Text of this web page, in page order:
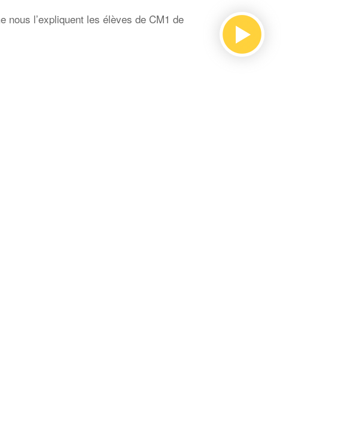
nous l’expliquent les élèves de CM1 de